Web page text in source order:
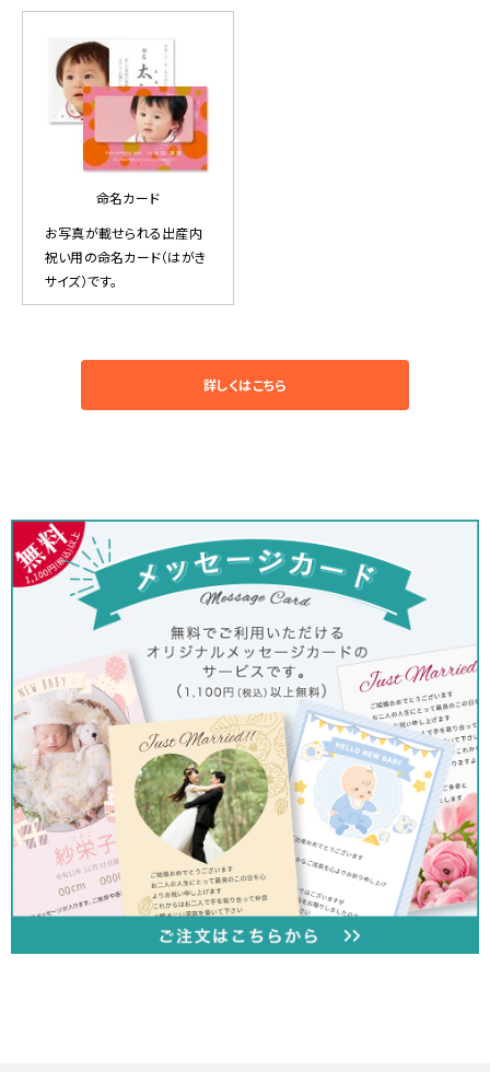
命名カード
お写真が載せられる出産内
祝い用の命名カード（はがき
サイズ）です。
詳しくはこちら